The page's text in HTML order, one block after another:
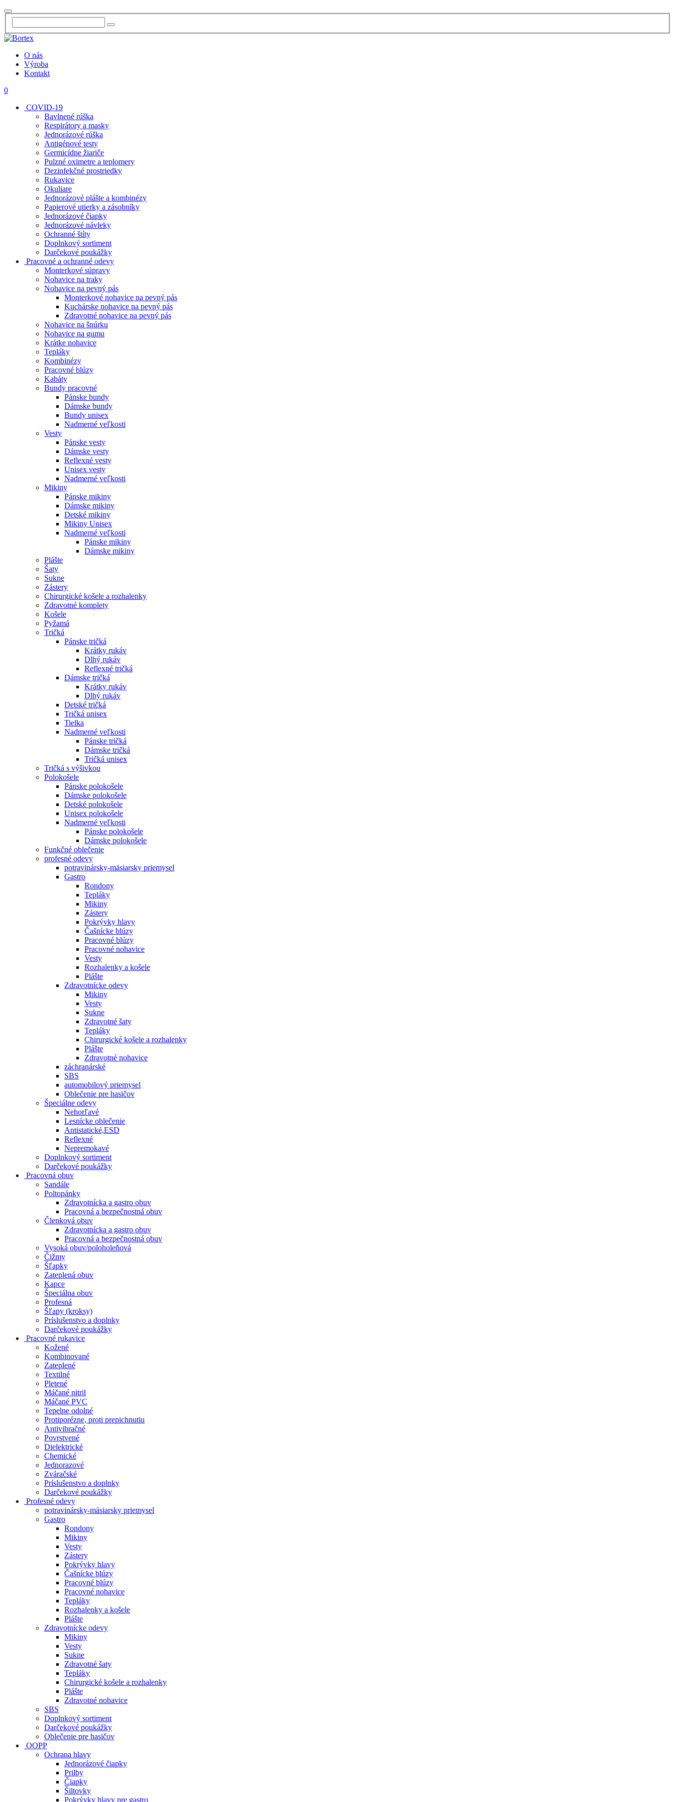
O nás
Výroba
Kontakt
0
COVID-19
Bavlnené rúška
Respirátory a masky
Jednorázové rúška
Antigénové testy
Germicídne žiariče
Pulzné oximetre a teplomery
Dezinfekčné prostriedky
Rukavice
Okuliare
Jednorázové plášte a kombinézy
Papierové utierky a zásobníky
Jednorázové čiapky
Jednorázové návleky
Ochranné štíty
Doplnkový sortiment
Darčekové poukážky
Pracovné a ochranné odevy
Monterkové súpravy
Nohavice na traky
Nohavice na pevný pás
Monterkové nohavice na pevný pás
Kuchárske nohavice na pevný pás
Zdravotné nohavice na pevný pás
Nohavice na šnúrku
Nohavice na gumu
Krátke nohavice
Tepláky
Kombinézy
Pracovné blúzy
Kabáty
Bundy pracovné
Pánske bundy
Dámske bundy
Bundy unisex
Nadmerné veľkosti
Vesty
Pánske vesty
Dámske vesty
Reflexné vesty
Unisex vesty
Nadmerné veľkosti
Mikiny
Pánske mikiny
Dámske mikiny
Detské mikiny
Mikiny Unisex
Nadmerné veľkosti
Pánske mikiny
Dámske mikiny
Plášte
Šaty
Sukne
Zástery
Chirurgické košele a rozhalenky
Zdravotné komplety
Košele
Pyžamá
Tričká
Pánske tričká
Krátky rukáv
Dlhý rukáv
Reflexné tričká
Dámske tričká
Krátky rukáv
Dlhý rukáv
Detské tričká
Tričká unisex
Tielka
Nadmerné veľkosti
Pánske tričká
Dámske tričká
Tričká unisex
Tričká s výšivkou
Polokošele
Pánske polokošele
Dámske polokošele
Detské polokošele
Unisex polokošele
Nadmerné veľkosti
Pánske polokošele
Dámske polokošele
Funkčné oblečenie
profesné odevy
potravinársky-mäsiarsky priemysel
Gastro
Rondony
Tepláky
Mikiny
Zástery
Pokrývky hlavy
Čašnícke blúzy
Pracovné blúzy
Pracovné nohavice
Vesty
Rozhalenky a košele
Plášte
Zdravotnícke odevy
Mikiny
Vesty
Sukne
Zdravotné šaty
Tepláky
Chirurgické košele a rozhalenky
Plášte
Zdravotné nohavice
záchranárské
SBS
automobilový priemysel
Oblečenie pre hasičov
Špeciálne odevy
Nehorľavé
Lesnícke oblečenie
Antistatické,ESD
Reflexné
Nepremokavé
Doplnkový sortiment
Darčekové poukážky
Pracovná obuv
Sandále
Poltopánky
Zdravotnícka a gastro obuv
Pracovná a bezpečnostná obuv
Členková obuv
Zdravotnícka a gastro obuv
Pracovná a bezpečnostná obuv
Vysoká obuv/poloholeňová
Čižmy
Šľapky
Zateplená obuv
Kapce
Špeciálna obuv
Profesná
Šľapy (kroksy)
Príslušenstvo a doplnky
Darčekové poukážky
Pracovné rukavice
Kožené
Kombinované
Zateplené
Textilné
Pletené
Máčané nitril
Máčané PVC
Tepelne odolné
Protiporézne, proti prepichnutiu
Antivibračné
Povrstvené
Dielektrické
Chemické
Jednorazové
Zváračské
Príslušenstvo a doplnky
Darčekové poukážky
Profesné odevy
potravinársky-mäsiarsky priemysel
Gastro
Rondony
Mikiny
Vesty
Zástery
Pokrývky hlavy
Čašnícke blúzy
Pracovné blúzy
Pracovné nohavice
Tepláky
Rozhalenky a košele
Plášte
Zdravotnícke odevy
Mikiny
Vesty
Sukne
Zdravotné šaty
Tepláky
Chirurgické košele a rozhalenky
Plášte
Zdravotné nohavice
SBS
Doplnkový sortiment
Darčekové poukážky
Oblečenie pre hasičov
OOPP
Ochrana hlavy
Jednorázové čiapky
Prilby
Čiapky
Šiltovky
Pokrývky hlavy pre gastro